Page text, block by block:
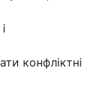
конфліктні